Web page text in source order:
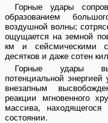
Горные удары
образованием
воздушной волны;
ощущается на земной
км и сейсмическими
десятков и даже сотен
Горные удары
потенциальной энергией
внезапным
реакции мгновенного
массива,
состоянии.